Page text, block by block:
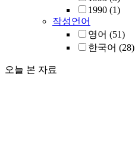
1990 (1)
작성언어
영어 (51)
한국어 (28)
오늘 본 자료